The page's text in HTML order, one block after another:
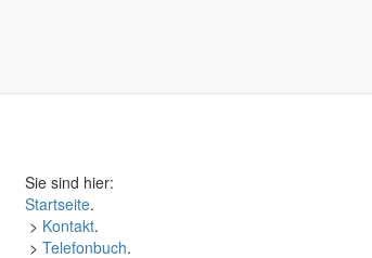
Sie sind hier:
Startseite.
> Kontakt.
> Telefonbuch.